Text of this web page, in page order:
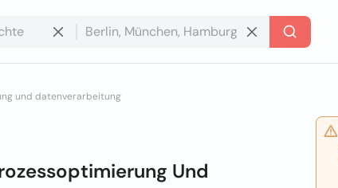
und datenverarbeitung
Und